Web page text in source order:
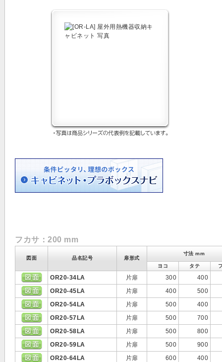
フカサ：200 mm
図面 品名記号 扉形式
寸法 mm
ヨコ タテ
OR20-34LA 片扉 300
400
OR20-45LA
片扉 400
500
OR20-54LA
片扉 500
400
OR20-57LA
片扉 500
700
OR20-58LA
片扉 500
800
OR20-59LA
片扉 500
900
OR20-64LA
片扉 600
400